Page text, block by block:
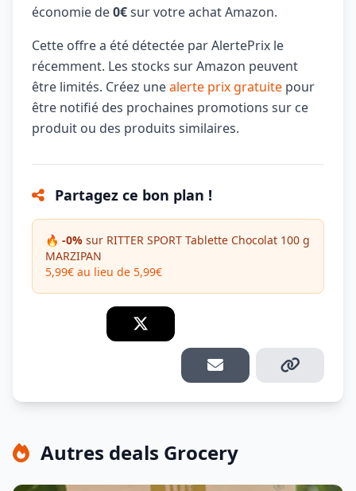
économie de0€sur votre achat Amazon.
Cette offre a été détectée par AlertePrix le
récemment. Les stocks sur Amazon peuvent
être limités. Créez unealerte prix gratuite pour
être notifié des prochaines promotions sur ce
produit ou des produits similaires.
Partagez ce bon plan !
🔥 -0% sur RITTER SPORT Tablette Chocolat 100 g
MARZIPAN
5,99€ au lieu de 5,99€
Autres deals Grocery